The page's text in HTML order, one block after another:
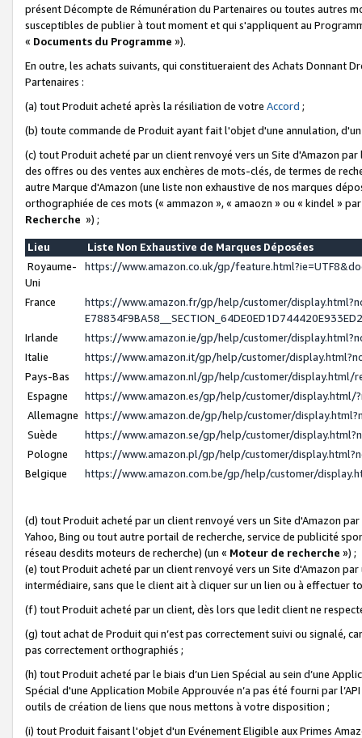
présent Décompte de Rémunération du Partenaires ou toutes autres
susceptibles de publier à tout moment et qui s'appliquent au
« Documents du Programme »).
En outre, les achats suivants, qui constitueraient des Achats Donnant
Partenaires :
(a) tout Produit acheté après la résiliation de votre Accord ;
(b) toute commande de Produit ayant fait l'objet d'une annulation,
(c) tout Produit acheté par un client renvoyé vers un Site d'Amazon
des offres ou des ventes aux enchères de mots-clés, de termes de
autre Marque d'Amazon (une liste non exhaustive de nos marques
orthographiée de ces mots (« ammazon », « amaozn » ou « kindel »
Recherche ») ;
Lieu
Liste Non Exhaustive de Marques Déposées
Royaume-
Uni
https://www.amazon.co.uk/gp/
France
https://www.amazon.fr/gp/help/customer/
Irlande
https://www.amazon.ie/gp/help/customer/
Italie
https://www.amazon.it/gp/help/customer/
Pays-Bas
https://www.amazon.nl/gp/help/customer/display.html/
Espagne
https://www.amazon.es/gp/help/customer/display.html/
Allemagne https://www.amazon.de/gp/help/customer/
Suède
https://www.amazon.se/gp/help/customer/
Pologne
https://www.amazon.pl/gp/help/customer/
Belgique
https://www.amazon.com.be/gp/help/customer/
(d) tout Produit acheté par un client renvoyé vers un Site d'Amazon
Yahoo, Bing ou tout autre portail de recherche, service de publicité
réseau desdits moteurs de recherche) (un « Moteur de recherche ») ;
(e) tout Produit acheté par un client renvoyé vers un Site d'Amazon
intermédiaire, sans que le client ait à cliquer sur un lien ou à
(f) tout Produit acheté par un client, dès lors que ledit client ne
(g) tout achat de Produit qui n’est pas correctement suivi ou signalé,
pas correctement orthographiés ;
(h) tout Produit acheté par le biais d’un Lien Spécial au sein d’une
Spécial d'une Application Mobile Approuvée n’a pas été fourni par
outils de création de liens que nous mettons à votre disposition ;
(i) tout Produit faisant l'objet d'un Evénement Eligible aux Primes